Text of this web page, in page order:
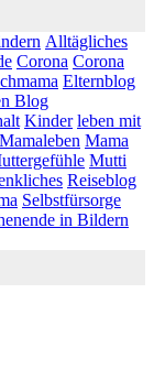
Alltägliches
Corona Corona
Elternblog
Blog
Kinder leben mit
Mamaleben Mama
Mutti
Reiseblog
Selbstfürsorge
in Bildern